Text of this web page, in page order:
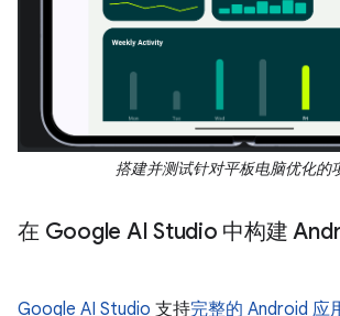
搭建并测试针对平板电脑优化的
在 Google AI Studio 中构建
Google AI Studio 支持完整的 Android 应